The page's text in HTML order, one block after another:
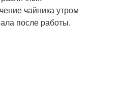
чайника утром
после работы.